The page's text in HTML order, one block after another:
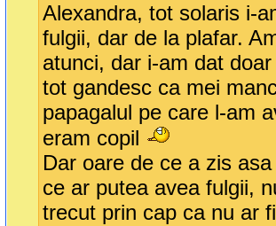
Alexandra, tot solaris i-
fulgii, dar de la plafar.
atunci, dar i-am dat
tot gandesc ca mei
papagalul pe care l-am
eram copil
Dar oare de ce a zis
ce ar putea avea fulgii,
trecut prin cap ca nu ar